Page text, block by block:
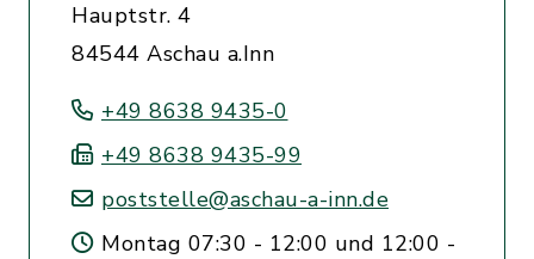
Hauptstr. 4
84544 Aschau a.Inn
+49 8638 9435-0
+49 8638 9435-99
poststelle@aschau-a-inn.de
Montag 07:30 - 12:00 und 12:00 -